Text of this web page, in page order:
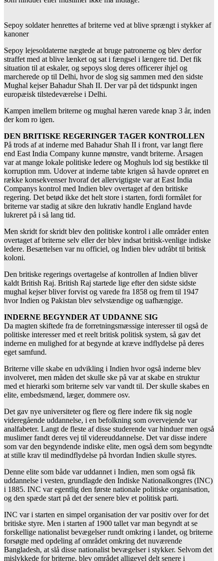
Sepoy soldater henrettes af briterne ved at blive sprængt i stykker af
kanoner
Sepoy lejesoldaterne nægtede at bruge patronerne og blev derfor
straffet med at blive lænket og sat i fængsel i længere tid. Det fik
situation til at eskaler, og sepoys slog deres officerer ihjel og
marcherede op til Delhi, hvor de slog sig sammen med den sidste
Mughal kejser Bahadur Shah II. Der var på det tidspunkt ingen
europæisk tilstedeværelse i Delhi.
Kampen imellem briterne og mughal hæren varede knap 3 år, inden
der kom ro igen.
DEN BRITISKE REGERINGER TAGER KONTROLLEN
På trods af at inderne med Bahadur Shah II i front, var langt flere
end East India Company kunne mønstre, vandt briterne. Årsagen
var at mange lokale politiske ledere og Moghuls lod sig bestikke til
korruption mm. Udover at inderne tabte krigen så havde oprøret en
række konsekvenser hvoraf det allervigtigste var at East India
Companys kontrol med Indien blev overtaget af den britiske
regering. Det betød ikke det helt store i starten, fordi formålet for
briterne var stadig at sikre den lukrativ handle England havde
lukreret på i så lang tid.
Men skridt for skridt blev den politiske kontrol i alle områder enten
overtaget af briterne selv eller der blev indsat britisk-venlige indiske
ledere. Besættelsen var nu officiel, og Indien blev udråbt til britisk
koloni.
Den britiske regerings overtagelse af kontrollen af Indien bliver
kaldt British Raj. British Raj startede lige efter den sidste sidste
mughal kejser bliver forvist og varede fra 1858 og frem til 1947
hvor Indien og Pakistan blev selvstændige og uafhængige.
INDERNE BEGYNDER AT UDDANNE SIG
Da magten skiftede fra de forretningsmæssige interesser til også de
politiske interesser med et reelt britisk politisk system, så gav det
inderne en mulighed for at begynde at kræve indflydelse på deres
eget samfund.
Briterne ville skabe en udvikling i Indien hvor også inderne blev
involveret, men måden det skulle ske på var at skabe en struktur
med et hierarki som briterne selv var vandt til. Der skulle skabes en
elite, embedsmænd, læger, dommere osv.
Det gav nye universiteter og flere og flere indere fik sig nogle
videregående uddannelse, i en befolkning som overvejende var
analfabeter. Langt de fleste af disse studerende var hinduer men også
muslimer fandt deres vej til videreuddannelse. Det var disse indere
som var den begyndende indiske elite, men også dem som begyndte
at stille krav til medindflydelse på hvordan Indien skulle styres.
Denne elite som både var uddannet i Indien, men som også fik
uddannelse i vesten, grundlagde den Indiske Nationalkongres (INC)
i 1885. INC var egentlig den første nationale politiske organisation,
og den spæde start på det der senere blev et politisk parti.
INC var i starten en simpel organisation der var positiv over for det
britiske styre. Men i starten af 1900 tallet var man begyndt at se
forskellige nationalist bevægelser rundt omkring i landet, og briterne
forsøgte med opdeling af området omkring det nuværende
Bangladesh, at slå disse nationalist bevægelser i stykker. Selvom det
mislykkede for briterne, blev området alligevel delt senere i